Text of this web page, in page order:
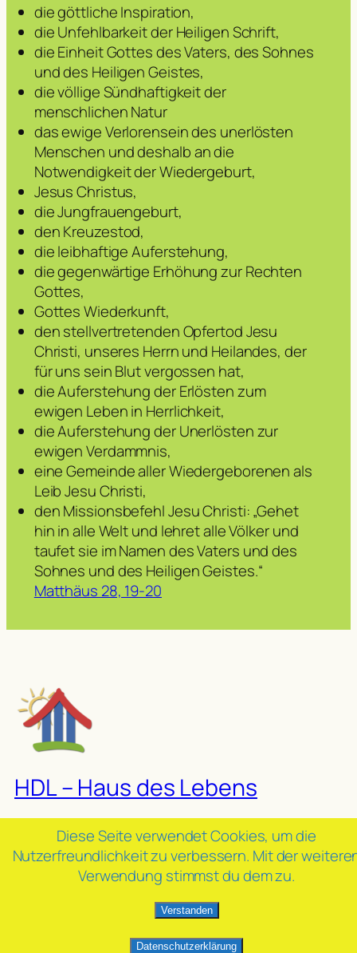
die göttliche Inspiration,
die Unfehlbarkeit der Heiligen Schrift,
die Einheit Gottes des Vaters, des Sohnes
und des Heiligen Geistes,
die völlige Sündhaftigkeit der
menschlichen Natur
das ewige Verlorensein des unerlösten
Menschen und deshalb an die
Notwendigkeit der Wiedergeburt,
Jesus Christus,
die Jungfrauengeburt,
den Kreuzestod,
die leibhaftige Auferstehung,
die gegenwärtige Erhöhung zur Rechten
Gottes,
Gottes Wiederkunft,
den stellvertretenden Opfertod Jesu
Christi, unseres Herrn und Heilandes, der
für uns sein Blut vergossen hat,
die Auferstehung der Erlösten zum
ewigen Leben in Herrlichkeit,
die Auferstehung der Unerlösten zur
ewigen Verdammnis,
eine Gemeinde aller Wiedergeborenen als
Leib Jesu Christi,
den Missionsbefehl Jesu Christi: „Gehet
hin in alle Welt und lehret alle Völker und
taufet sie im Namen des Vaters und des
Sohnes und des Heiligen Geistes.“
Matthäus 28, 19-20
HDL – Haus des Lebens
Verein zur Förderung sozial-missionarischer
Projekte
Luisental 24, 58509 Lüdenscheid
Diese Seite verwendet Cookies, um die
Nutzerfreundlichkeit zu verbessern. Mit der
Verwendung stimmst du dem zu.
Verstanden
Datenschutzerklärung